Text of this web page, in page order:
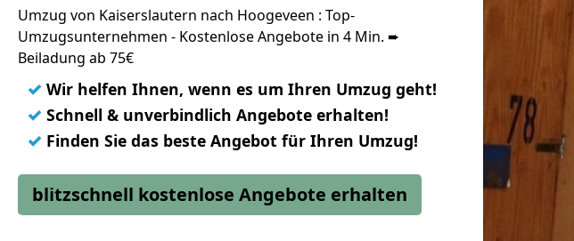
Umzug von Kaiserslautern nach Hoogeveen : Top-
Umzugsunternehmen - Kostenlose Angebote in 4 Min. ➨
Beiladung ab 75€
✓ Wir helfen Ihnen, wenn es um Ihren Umzug geht!
✓ Schnell & unverbindlich Angebote erhalten!
✓ Finden Sie das beste Angebot für Ihren Umzug!
blitzschnell kostenlose Angebote erhalten